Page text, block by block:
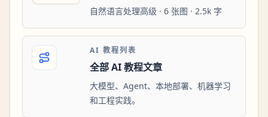
自然语言处理高级 · 6 张图 · 2.5k 字
AI 教程列表
全部 AI 教程文章
大模型、Agent、本地部署、机器学习
和工程实践。